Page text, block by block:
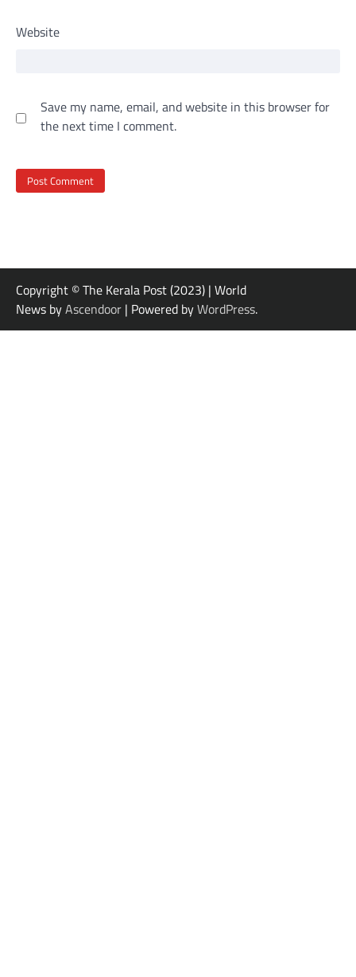
Website
Save my name, email, and website in this browser for
the next time I comment.
Copyright © The Kerala Post (2023) | World
News byAscendoor | Powered byWordPress.